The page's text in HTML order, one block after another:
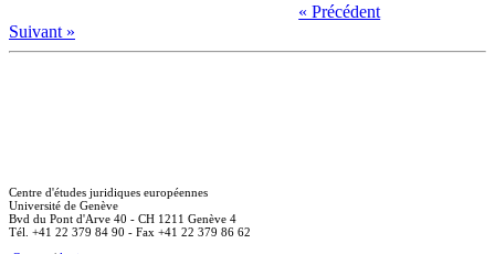
« Précédent
Suivant »
Centre d'études juridiques européennes
Université de Genève
Bvd du Pont d'Arve 40 - CH 1211 Genève 4
Tél. +41 22 379 84 90 - Fax +41 22 379 86 62